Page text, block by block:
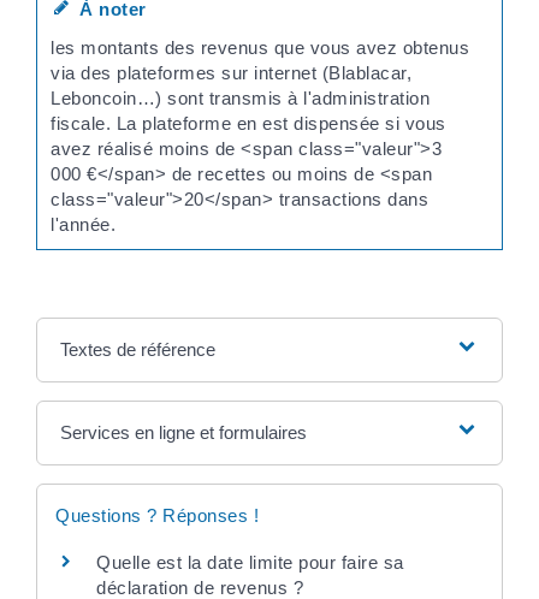
À noter
les montants des revenus que vous avez obtenus
via des plateformes sur internet (Blablacar,
Leboncoin…) sont transmis à l'administration
fiscale. La plateforme en est dispensée si vous
avez réalisé moins de <span class="valeur">3
000 €</span> de recettes ou moins de <span
class="valeur">20</span> transactions dans
l'année.
Textes de référence
Services en ligne et formulaires
Questions ? Réponses !
Quelle est la date limite pour faire sa
déclaration de revenus ?